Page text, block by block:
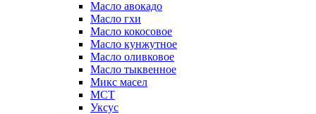
Масло авокадо
Масло гхи
Масло кокосовое
Масло кунжутное
Масло оливковое
Масло тыквенное
Микс масел
МСТ
Уксус